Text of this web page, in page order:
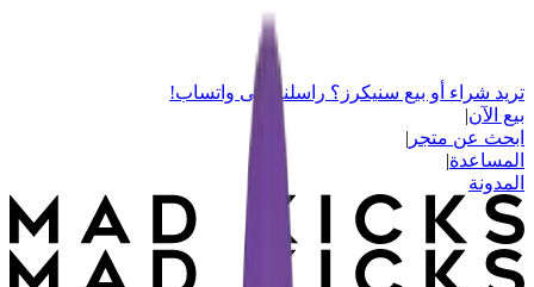
تريد شراء أو بيع سنيكرز؟ راسلنا على واتساب!
بيع الآن|
ابحث عن متجر |
المساعدة|
المدونة